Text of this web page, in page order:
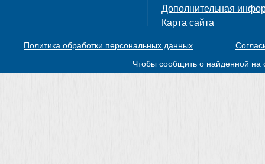
Дополнительная
Карта сайта
Политика обработки персональных данных
Чтобы сообщить о найденной на